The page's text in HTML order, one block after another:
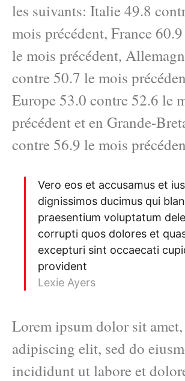
les suivants: Italie 49.8
mois précédent, France
le mois précédent,
contre 50.7 le mois
Europe 53.0 contre 52.6 le
précédent et en Grande-
contre 56.9 le mois
Vero eos et accusamus et
dignissimos ducimus qui
praesentium voluptatum
corrupti quos dolores et
excepturi sint occaecati
provident
Lexie Ayers
Lorem ipsum dolor sit
adipiscing elit, sed do
incididunt ut labore et